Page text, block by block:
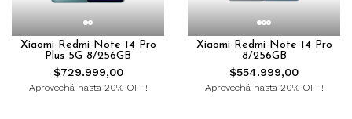
Xiaomi Redmi Note 14 Pro
Plus 5G 8/256GB
$729.999,00
Aprovechá hasta 20% OFF!
Xiaomi Redmi Note 14 Pro
8/256GB
$554.999,00
Aprovechá hasta 20% OFF!